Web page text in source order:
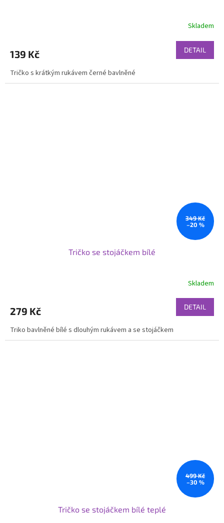
Skladem
139 Kč DETAIL
Tričko s krátkým rukávem černé bavlněné
349 Kč
–20 %
Tričko se stojáčkem bílé
Skladem
279 Kč DETAIL
Triko bavlněné bílé s dlouhým rukávem a se stojáčkem
499 Kč
–30 %
Tričko se stojáčkem bílé teplé